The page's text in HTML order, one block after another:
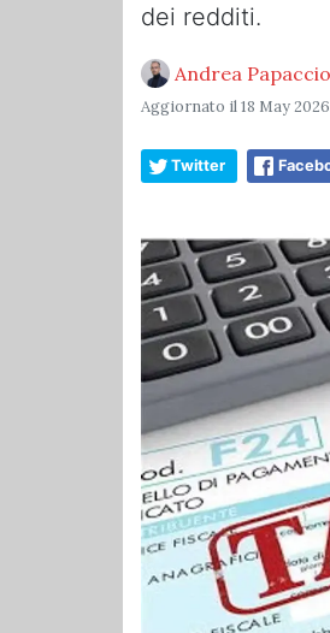
dei redditi.
Andrea
Aggiornato il18 May
Twitter